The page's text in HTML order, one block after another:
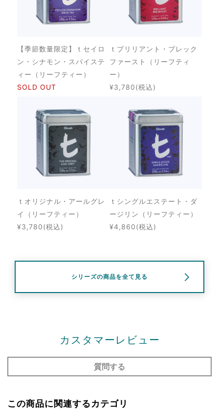
【季節数量限定】ｔセイロ
ン・シナモン・スパイステ
ィー（リーフティー）
SOLD OUT
ｔブリリアント・ブレック
ファースト（リーフティ
ー）
¥3,780(税込)
ｔオリジナル・アールグレ
イ（リーフティー）
¥3,780(税込)
ｔシングルエステート・ダ
ージリン（リーフティー）
¥4,860(税込)
シリーズの商品を全て見る
カスタマーレビュー
質問する
この商品に関連するカテゴリ